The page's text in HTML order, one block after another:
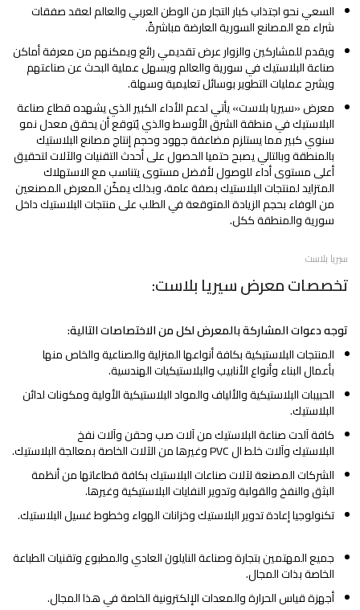
السعي نحو اجتذاب كبار التجار من الوطن العربي والعالم لعقد صفقات
شراء مع المصانع السورية العارضة مباشرةً.
ويقدم للمشاركين والزوار عرض تقديمي رائع ويمكنهم من معرفة أماكن
صناعة البلاستيك في سورية والعالم ويسهل عملية البحث عن صناعتهم
ويشرح عمليات التطوير بوسائل تعليمية وسهلة.
معرض «سيريا بلاست» يأتي لدعم الأداء الكبير الذي يشهده قطاع صناعة
البلاستيك في منطقة الشرق الأوسط والذي يُتوقع أن يحقق معدل نمو
سنوي كبير مما يستلزم مضاعفة جهود وحجم إنتاج مصانع البلاستيك
بالمنطقة وبالتالي يصبح حتميا الحصول على أحدث التقنيات والآلات لتحقيق
أعلى مستوى أداء للوصول لأفضل مستوى يتناسب مع الاستهلاك
المتزايد لمنتجات البلاستيك بصفة عامة، وبذلك يمكّن المعرض المصنعين
من الوفاء بحجم الزيادة المتوقعة في الطلب على منتجات البلاستيك داخل
سورية والمنطقة ككل.
سيريا بلاست
تخصصات معرض سيريا بلاست:
توجه دعوات المشاركة بالمعرض لكل من الاختصاصات التالية:
المنتجات البلاستيكية بكافة أنواعها المنزلية والصناعية والخاص منها
بأعمال البناء وأنواع الأنابيب والبلاستيكيات الهندسية.
الحبيبات البلاستيكية والألياف والمواد البلاستيكية الأولية ومكونات لدائن
البلاستيك.
كافة آلدت صناعة البلاستيك من آلات صب وحقن وآلات نفخ
البلاستيك وآلات خلط ال PVC وغيرها من الآلات الخاصة بمعالجة البلاستيك.
الشركات المصنعة لآلات صناعات البلاستيك بكافة قطاعاتها من أنظمة
البثق والنفخ والقولبة وتدوير النفايات البلاستيكية وغيرها.
تكنولوجيا إعادة تدوير البلاستيك وخزانات الهواء وخطوط غسيل البلاستيك.
جميع المهتمين بتجارة وصناعة النايلون العادي والمطبوع وتقنيات الطباعة
الخاصة بذات المجال.
أجهزة قياس الحرارة والمعدات الإلكترونية الخاصة في هذا المجال.